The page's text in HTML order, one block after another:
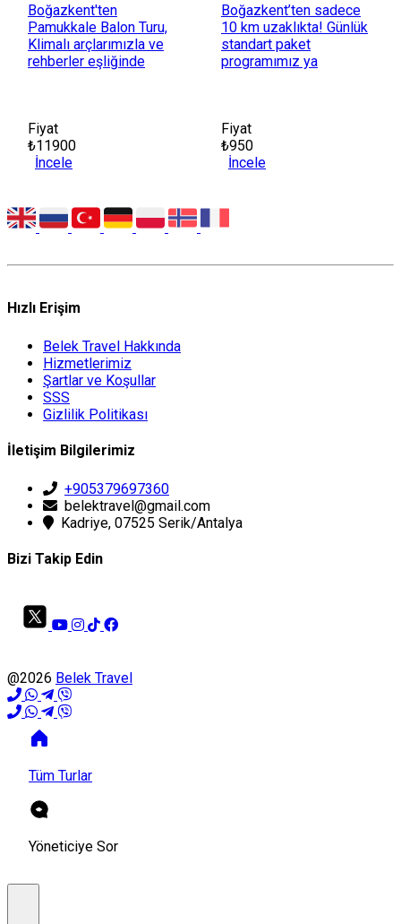
Boğazkent'ten
Pamukkale Balon Turu,
Klimalı arçlarımızla ve
rehberler eşliğinde
Fiyat
₺11900
İncele
Boğazkent’ten sadece
10 km uzaklıkta! Günlük
standart paket
programımız ya
Fiyat
₺950
İncele
Hızlı Erişim
Belek Travel Hakkında
Hizmetlerimiz
Şartlar ve Koşullar
SSS
Gizlilik Politikası
İletişim Bilgilerimiz
+905379697360
belektravel@gmail.com
Kadriye, 07525 Serik/Antalya
Bizi Takip Edin
@2026 Belek Travel
Tüm Turlar
Yöneticiye Sor